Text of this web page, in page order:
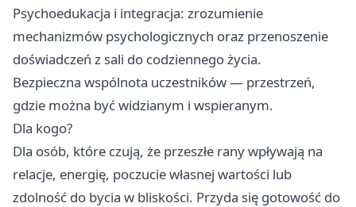
Psychoedukacja i integracja: zrozumienie
mechanizmów psychologicznych oraz przenoszenie
doświadczeń z sali do codziennego życia.
Bezpieczna wspólnota uczestników — przestrzeń,
gdzie można być widzianym i wspieranym.
Dla kogo?
Dla osób, które czują, że przeszłe rany wpływają na
relacje, energię, poczucie własnej wartości lub
zdolność do bycia w bliskości. Przyda się gotowość do